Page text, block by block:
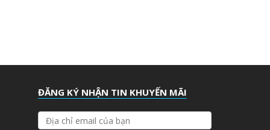
ĐĂNG KÝ NHẬN TIN KHUYẾN MÃI